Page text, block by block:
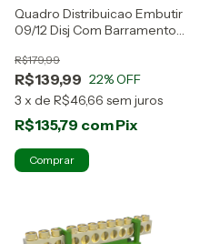
Quadro Distribuicao Embutir
09/12 Disj Com Barramento
R$139,99
R$179,99
22% OFF
3 x de R$46,66 sem juros
R$135,79 comPix